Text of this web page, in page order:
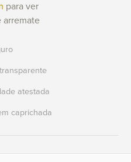
para ver
arremate
atestada
caprichada